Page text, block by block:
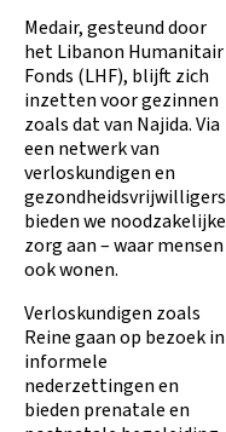
Medair, gesteund door
het Libanon Humanitair
Fonds (LHF), blijft zich
inzetten voor gezinnen
zoals dat van Najida. Via
een netwerk van
verloskundigen en
gezondheidsvrijwilligers
bieden we noodzakelijke
zorg aan – waar mensen
ook wonen.
Verloskundigen zoals
Reine gaan op bezoek in
informele
nederzettingen en
bieden prenatale en